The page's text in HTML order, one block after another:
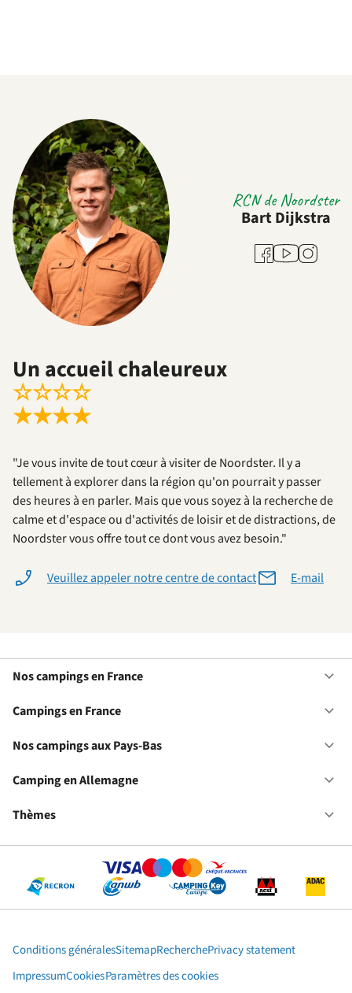
RCN de Noordster
Bart Dijkstra
Facebook
YoutubeInstagram
Un accueil chaleureux
☆☆☆☆
★★★★
"Je vous invite de tout cœur à visiter de Noordster. Il y a
tellement à explorer dans la région qu'on pourrait y passer
des heures à en parler. Mais que vous soyez à la recherche de
calme et d'espace ou d'activités de loisir et de distractions, de
Noordster vous offre tout ce dont vous avez besoin."
Veuillez appeler notre centre de contact E-mail
Nos campings en France
Campings en France
Nos campings aux Pays-Bas
Camping en Allemagne
Thèmes
Conditions généralesSitemapRecherchePrivacy statement
ImpressumCookiesParamètres des cookies